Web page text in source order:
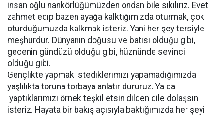
insan oğlu nankörlüğümüzden ondan bile sıkılırız. Evet
zahmet edip bazen ayağa kalktığımızda oturmak, çok
oturduğumuzda kalkmak isteriz. Yani her şey tersiyle
meşhurdur. Dünyanın doğusu ve batısı olduğu gibi,
gecenin gündüzü olduğu gibi, hüznünde sevinci
olduğu gibi.
Gençlikte yapmak istediklerimizi yapamadığımızda
yaşlılıkta toruna torbaya anlatır dururuz. Ya da
yaptıklarımızı örnek teşkil etsin dilden dile dolaşsın
isteriz. Hayata bir bakış açısıyla baktığımızda her şeyi